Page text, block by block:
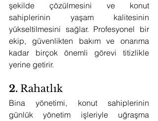
şekilde çözülmesini ve konut
sahiplerinin yaşam kalitesinin
yükseltilmesini sağlar. Profesyonel bir
ekip, güvenlikten bakım ve onarıma
kadar birçok önemli görevi titizlikle
yerine getirir.
2. Rahatlık
Bina yönetimi, konut sahiplerinin
günlük yönetim işleriyle uğraşma